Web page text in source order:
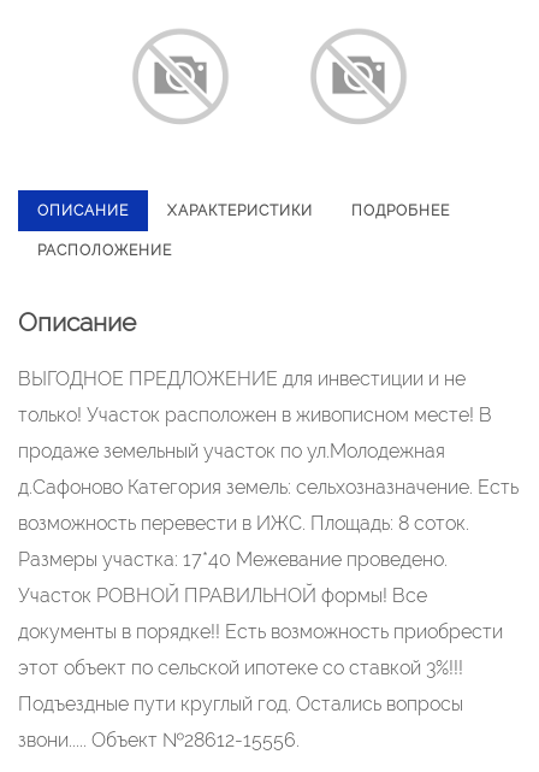
ОПИСАНИЕ ХАРАКТЕРИСТИКИ ПОДРОБНЕЕ
РАСПОЛОЖЕНИЕ
Описание
ВЫГОДНОЕ ПРЕДЛОЖЕНИЕ для инвестиции и не
только! Участок расположен в живописном месте! В
продаже земельный участок по ул.Молодежная
д.Сафоново Категория земель: сельхозназначение. Есть
возможность перевести в ИЖС. Площадь: 8 соток.
Размеры участка: 17*40 Межевание проведено.
Участок РОВНОЙ ПРАВИЛЬНОЙ формы! Все
документы в порядке!! Есть возможность приобрести
этот объект по сельской ипотеке со ставкой 3%!!!
Подъездные пути круглый год. Остались вопросы
звони..... Объект №28612-15556.